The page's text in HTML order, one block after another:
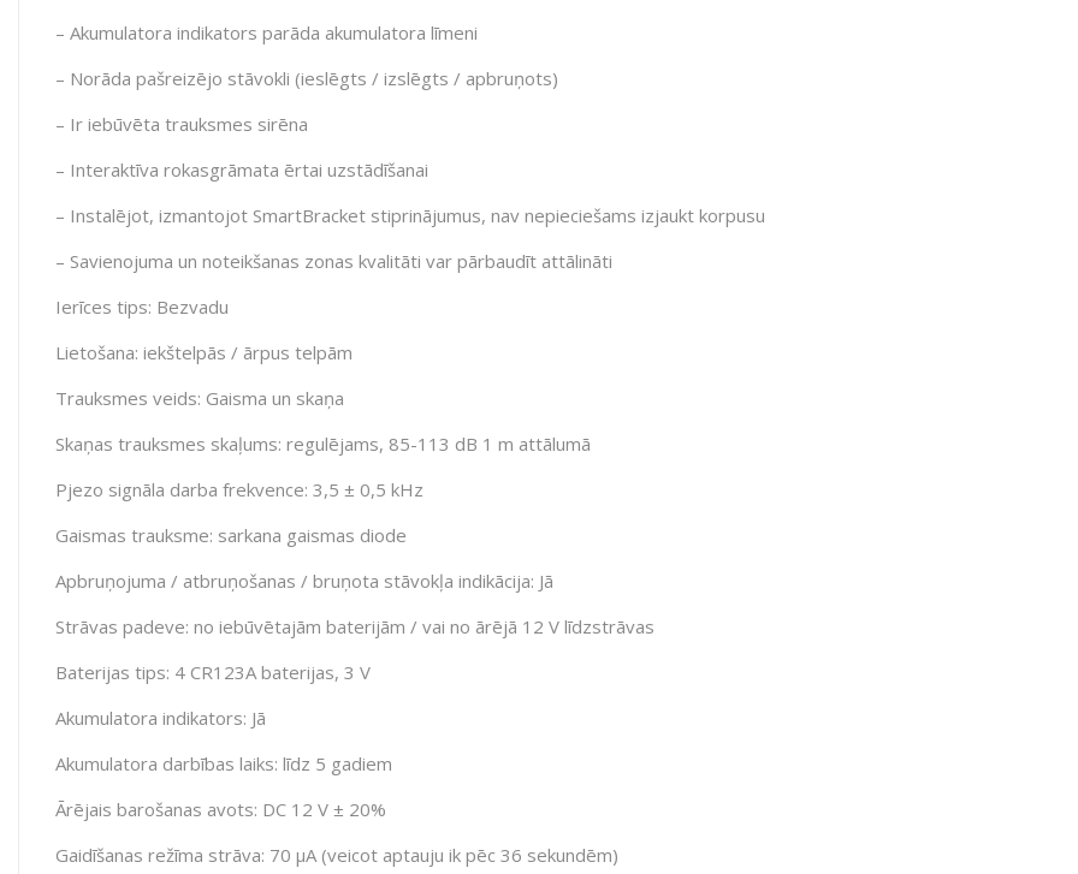
– Akumulatora indikators parāda akumulatora līmeni
– Norāda pašreizējo stāvokli (ieslēgts / izslēgts / apbruņots)
– Ir iebūvēta trauksmes sirēna
– Interaktīva rokasgrāmata ērtai uzstādīšanai
– Instalējot, izmantojot SmartBracket stiprinājumus, nav nepieciešams izjaukt korpusu
– Savienojuma un noteikšanas zonas kvalitāti var pārbaudīt attālināti
Ierīces tips: Bezvadu
Lietošana: iekštelpās / ārpus telpām
Trauksmes veids: Gaisma un skaņa
Skaņas trauksmes skaļums: regulējams, 85-113 dB 1 m attālumā
Pjezo signāla darba frekvence: 3,5 ± 0,5 kHz
Gaismas trauksme: sarkana gaismas diode
Apbruņojuma / atbruņošanas / bruņota stāvokļa indikācija: Jā
Strāvas padeve: no iebūvētajām baterijām / vai no ārējā 12 V līdzstrāvas
Baterijas tips: 4 CR123A baterijas, 3 V
Akumulatora indikators: Jā
Akumulatora darbības laiks: līdz 5 gadiem
Ārējais barošanas avots: DC 12 V ± 20%
Gaidīšanas režīma strāva: 70 µA (veicot aptauju ik pēc 36 sekundēm)